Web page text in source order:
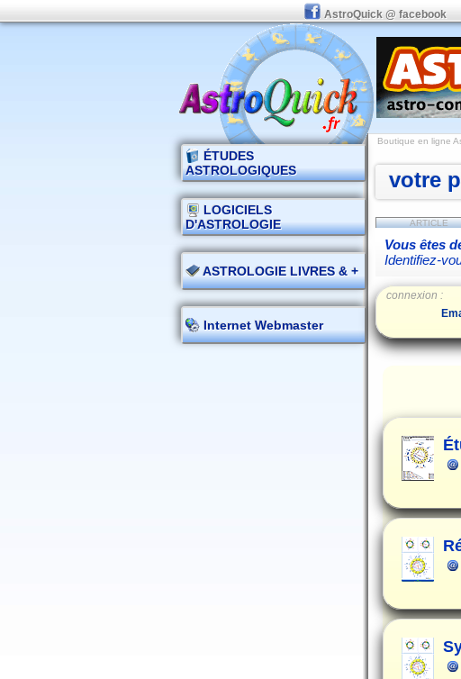
AstroQuick @ facebook
ÉTUDES
ASTROLOGIQUES
LOGICIELS
D'ASTROLOGIE
ASTROLOGIE LIVRES & +
Internet Webmaster
Boutique en ligne
votre
ARTICLE
Vous êtes
Identifiez-
connexion :